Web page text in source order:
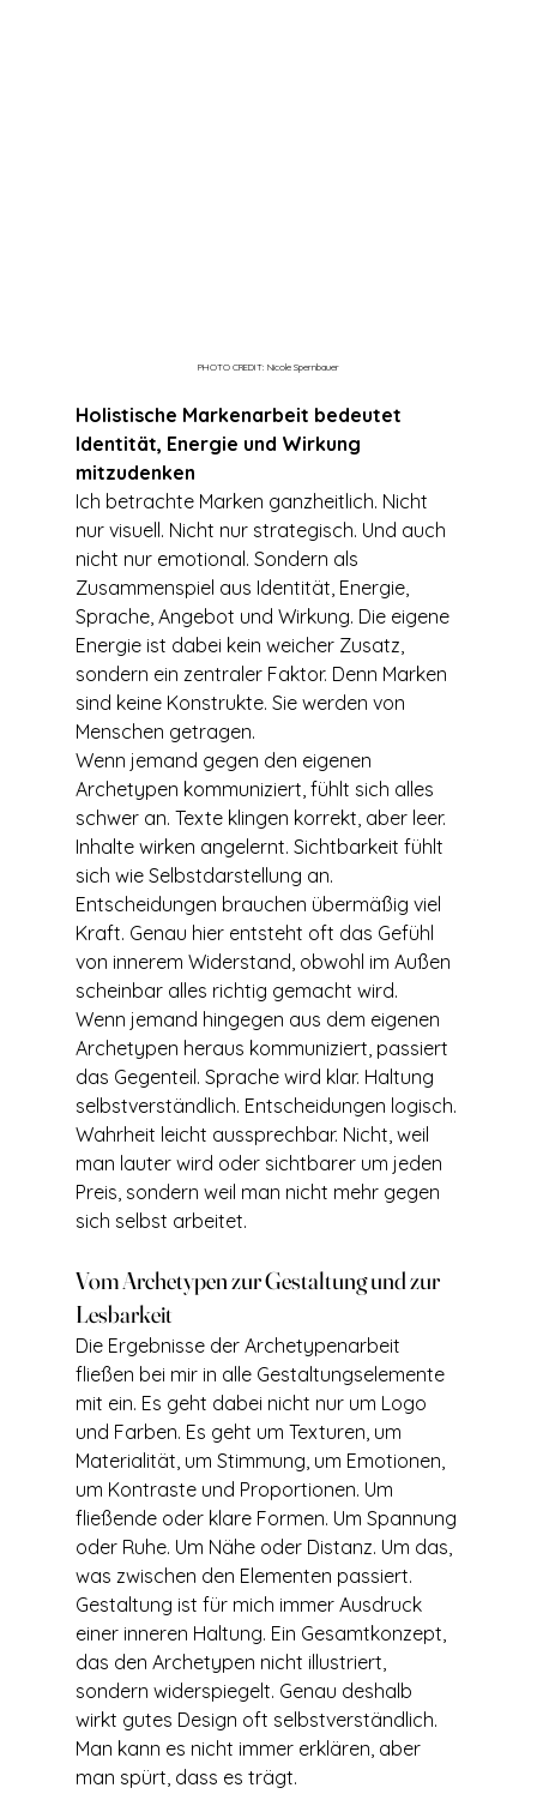
PHOTO CREDIT: Nicole Spernbauer
Holistische Markenarbeit bedeutet
Identität, Energie und Wirkung
mitzudenken
Ich betrachte Marken ganzheitlich. Nicht
nur visuell. Nicht nur strategisch. Und auch
nicht nur emotional. Sondern als
Zusammenspiel aus Identität, Energie,
Sprache, Angebot und Wirkung. Die eigene
Energie ist dabei kein weicher Zusatz,
sondern ein zentraler Faktor. Denn Marken
sind keine Konstrukte. Sie werden von
Menschen getragen.
Wenn jemand gegen den eigenen
Archetypen kommuniziert, fühlt sich alles
schwer an. Texte klingen korrekt, aber leer.
Inhalte wirken angelernt. Sichtbarkeit fühlt
sich wie Selbstdarstellung an.
Entscheidungen brauchen übermäßig viel
Kraft. Genau hier entsteht oft das Gefühl
von innerem Widerstand, obwohl im Außen
scheinbar alles richtig gemacht wird.
Wenn jemand hingegen aus dem eigenen
Archetypen heraus kommuniziert, passiert
das Gegenteil. Sprache wird klar. Haltung
selbstverständlich. Entscheidungen logisch.
Wahrheit leicht aussprechbar. Nicht, weil
man lauter wird oder sichtbarer um jeden
Preis, sondern weil man nicht mehr gegen
sich selbst arbeitet.
Vom Archetypen zur Gestaltung und zur
Lesbarkeit
Die Ergebnisse der Archetypenarbeit
fließen bei mir in alle Gestaltungselemente
mit ein. Es geht dabei nicht nur um Logo
und Farben. Es geht um Texturen, um
Materialität, um Stimmung, um Emotionen,
um Kontraste und Proportionen. Um
fließende oder klare Formen. Um Spannung
oder Ruhe. Um Nähe oder Distanz. Um das,
was zwischen den Elementen passiert.
Gestaltung ist für mich immer Ausdruck
einer inneren Haltung. Ein Gesamtkonzept,
das den Archetypen nicht illustriert,
sondern widerspiegelt. Genau deshalb
wirkt gutes Design oft selbstverständlich.
Man kann es nicht immer erklären, aber
man spürt, dass es trägt.